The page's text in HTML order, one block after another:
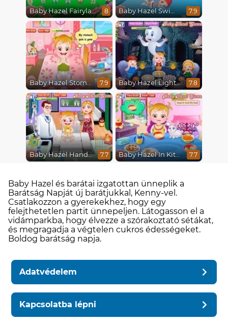
Baby Hazel Fairyland Ballet 8 Baby Hazel Swimming 7.9
Baby Hazel Stomach Care 7.9 Baby Hazel Lighthouse Adventure 7.8
Baby Hazel Hand Fracture 7.7 Baby Hazel In Kitchen 7.7
Baby Hazel és barátai izgatottan ünneplik a
Barátság Napját új barátjukkal, Kenny-vel.
Csatlakozzon a gyerekekhez, hogy egy
felejthetetlen partit ünnepeljen. Látogasson el a
vidámparkba, hogy élvezze a szórakoztató sétákat,
és megragadja a végtelen cukros édességeket.
Boldog barátság napja.
Adatvédelem
Kapcsolatba lépni